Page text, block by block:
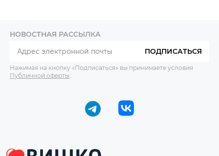
НОВОСТНАЯ РАССЫЛКА
ПОДПИСАТЬСЯ
Нажимая на кнопку «Подписаться» вы принимаете условия
Публичной оферты